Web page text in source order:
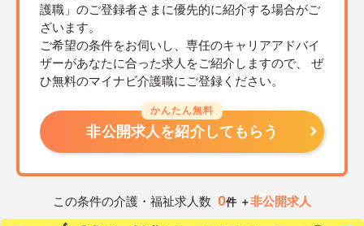
護職」のご登録者さまに優先的に紹介する場合がご
ざいます。
ご希望の条件をお伺いし、専任のキャリアアドバイ
ザーがあなたに合った求人をご紹介しますので、
ぜ
ひ無料のマイナビ介護職にご登録ください。
かんたん無料
非公開求人を紹介してもらう
この条件の介護・福祉求人数 0件 ＋非公開求人